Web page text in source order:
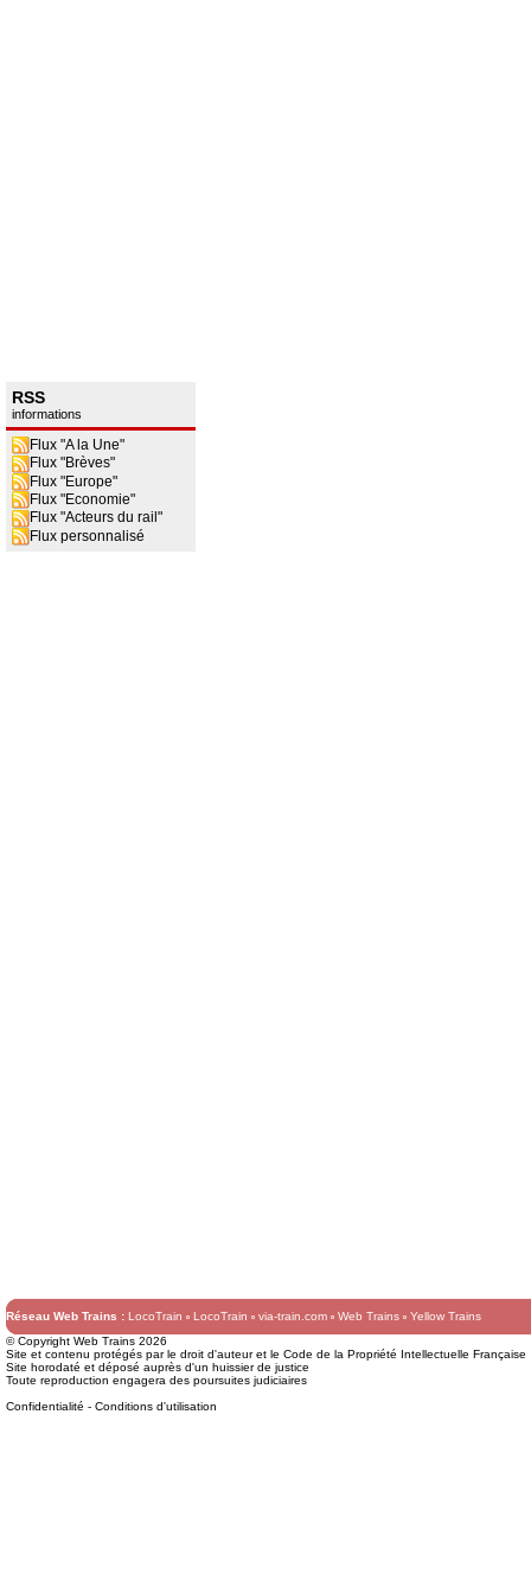
RSS
informations
Flux "A la Une"
Flux "Brèves"
Flux "Europe"
Flux "Economie"
Flux "Acteurs du rail"
Flux personnalisé
Réseau Web Trains : LocoTrain LocoTrain via-train.com Web Trains
Yellow Trains
© Copyright Web Trains 2026
Site et contenu protégés par le droit d'auteur et le Code de la Propriété Intellectuelle Française
Site horodaté et déposé auprès d'un huissier de justice
Toute reproduction engagera des poursuites judiciaires
Confidentialité - Conditions d'utilisation